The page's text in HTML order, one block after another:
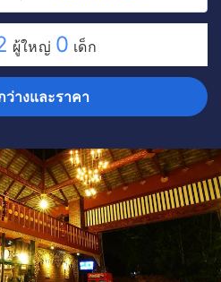
ผู้ใหญ่ 0 เด็ก
ว่างและราคา